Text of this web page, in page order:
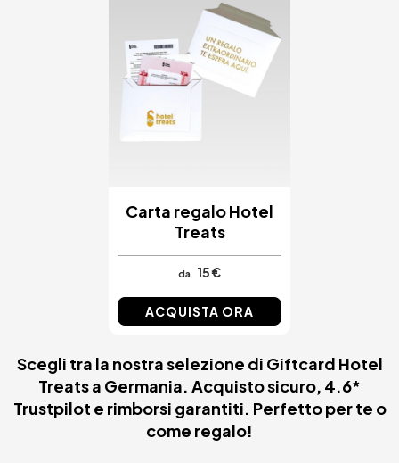
Carta regalo Hotel
Treats
da 15 €
ACQUISTA ORA
Scegli tra la nostra selezione di Giftcard Hotel
Treats a Germania. Acquisto sicuro, 4.6*
Trustpilot e rimborsi garantiti. Perfetto per te o
come regalo!